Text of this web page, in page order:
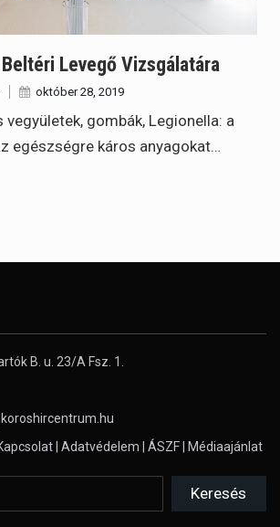
Levegő Vizsgálatára
október 28, 2019
vegyületek, gombák, Legionella: a
egészségre káros anyagokat…
B. u. 23/A Fsz. 1.
Adatvédelem ÁSZF Médiaajánlat